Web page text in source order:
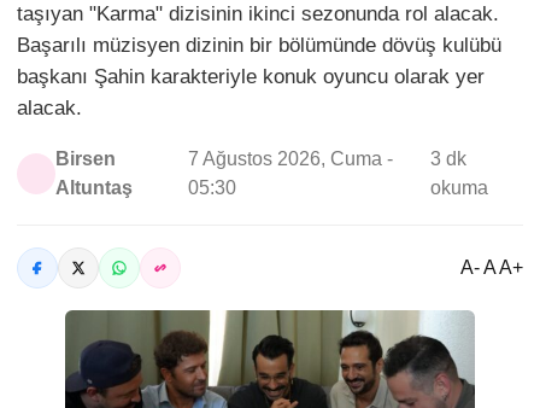
taşıyan "Karma" dizisinin ikinci sezonunda rol alacak.
Başarılı müzisyen dizinin bir bölümünde dövüş kulübü
başkanı Şahin karakteriyle konuk oyuncu olarak yer
alacak.
Birsen
Altuntaş
7 Ağustos 2026, Cuma -
05:30
3 dk
okuma
A- A A+